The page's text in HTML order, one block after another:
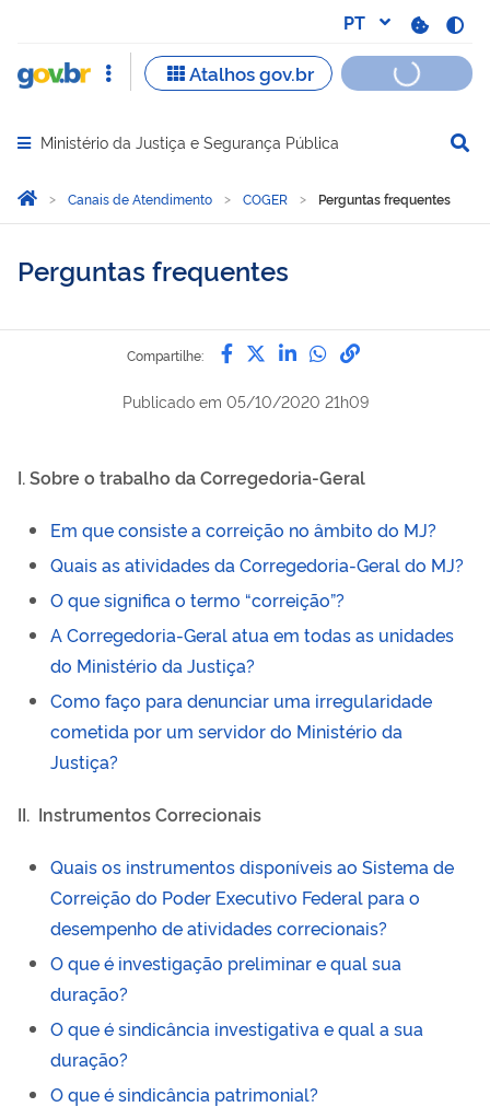
Abrir menu principal de navegação
Ministério da Justiça e Segurança Pública
Você está aqui:
Página Inicial
Canais de Atendimento COGER Perguntas frequentes
Perguntas frequentes
Compartilhe: Compartilhe por Facebook
Compartilhe por Twitter
Compartilhe por
Compartilhe
link para
Publicado em 05/10/2020 21h09
I. Sobre o trabalho da Corregedoria-Geral
Em que consiste a correição no âmbito do MJ?
Quais as atividades da Corregedoria-Geral do MJ?
O que significa o termo “correição”?
A Corregedoria-Geral atua em todas as unidades
do Ministério da Justiça?
Como faço para denunciar uma irregularidade
cometida por um servidor do Ministério da
Justiça?
II. Instrumentos Correcionais
Quais os instrumentos disponíveis ao Sistema de
Correição do Poder Executivo Federal para o
desempenho de atividades correcionais?
O que é investigação preliminar e qual sua
duração?
O que é sindicância investigativa e qual a sua
duração?
O que é sindicância patrimonial?